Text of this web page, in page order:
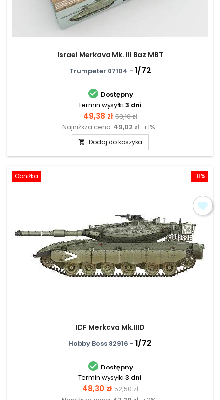
lsrael Merkava Mk. lll Baz MBT
Trumpeter 07104 - 1/72
 Dostępny
Termin wysyłki 3 dni
Cena
49,38 zł Cena
podstawowa
53,10 zł
Najniższa cena: 49,02 zł +1%
 Dodaj do koszyka
-8%
Obniżka
IDF Merkava Mk.IIID
Hobby Boss 82916 - 1/72
 Dostępny
Termin wysyłki 3 dni
Cena
48,30 zł Cena
52,50 zł